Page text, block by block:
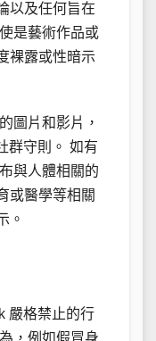
以及任何旨在
是藝術作品或
裸露或性暗示
圖片和影片，
群守則。 如有
與人體相關的
或醫學等相關
。
嚴格禁止的行
，例如假冒身